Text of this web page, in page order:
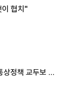
협치"
정책 교두보 활